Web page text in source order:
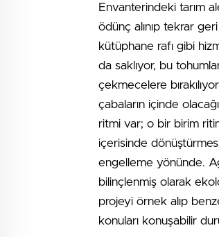
Envanterindeki tarım
ödünç alınıp tekrar
kütüphane rafı gibi
da saklıyor, bu
çekmecelere
çabaların içinde
ritmi var; o bir birim
içerisinde
engelleme yönünde.
bilinçlenmiş olarak
projeyi örnek alıp
konuları konuşabilir